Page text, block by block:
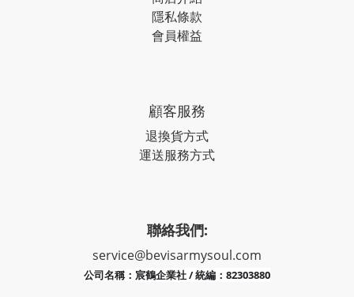
隱私條款
會員權益
顧客服務
退換貨方式
運送服務方式
聯絡我們:
service@bevisarmysoul.com
公司名稱： 宸鶴企業社 / 統編：82303880